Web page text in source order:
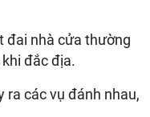
đai nhà cửa thường
đắc địa.
ra các vụ đánh nhau,